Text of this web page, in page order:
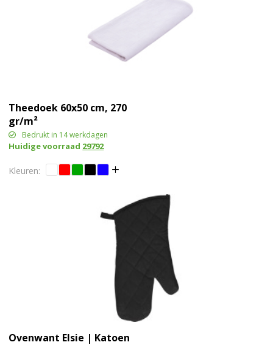
Theedoek 60x50 cm, 270
gr/m²
Bedrukt in 14 werkdagen
Huidige voorraad 29792
Ovenwant Elsie | Katoen